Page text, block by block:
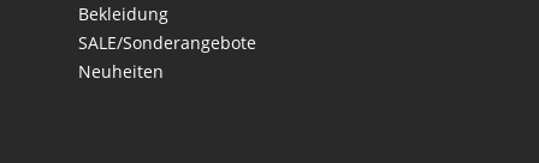
Bekleidung
SALE/Sonderangebote
Neuheiten